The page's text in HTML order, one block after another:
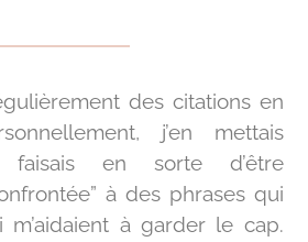
des citations en
j’en mettais
en sorte d’être
à des phrases qui
m’aidaient à garder le cap.